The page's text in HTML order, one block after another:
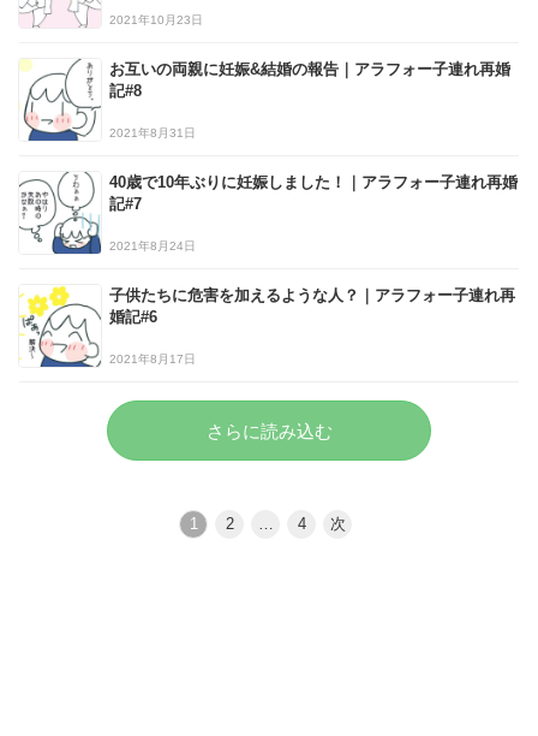
2021年10月23日
お互いの両親に妊娠&結婚の報告｜アラフォー子連れ再婚
記#8
2021年8月31日
40歳で10年ぶりに妊娠しました！｜アラフォー子連れ再婚
記#7
2021年8月24日
子供たちに危害を加えるような人？｜アラフォー子連れ再
婚記#6
2021年8月17日
さらに読み込む
1 2 … 4 次